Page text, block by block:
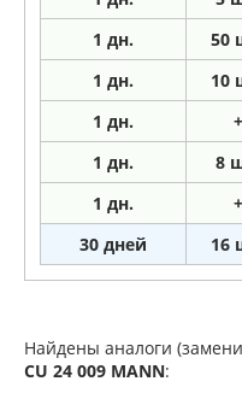
1 дн. 50
1 дн. 10
1 дн. +
1 дн. 8
1 дн. +
30 дней 16
Найдены аналоги
CU 24 009 MANN: